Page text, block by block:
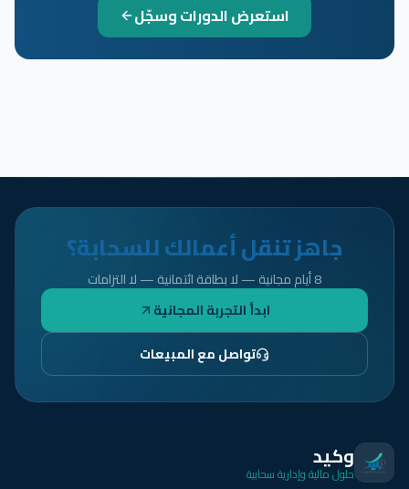
استعرض الدورات وسجّل
جاهز تنقل أعمالك للسحابة؟
8 أيام مجانية — لا بطاقة ائتمانية — لا التزامات
ابدأ التجربة المجانية
تواصل مع المبيعات
وكيد
حلول مالية وإدارية سحابية